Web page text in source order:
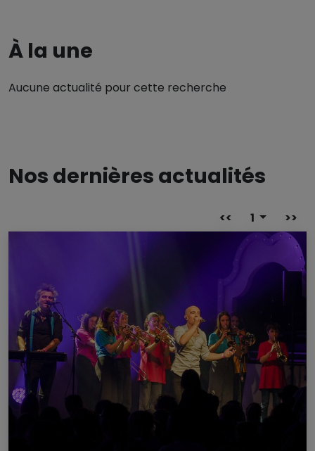
À la une
Aucune actualité pour cette recherche
Nos dernières actualités
<< 1 >>